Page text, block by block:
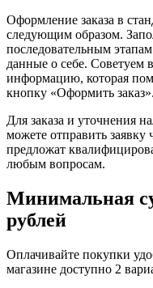
Оформление заказа в
следующим образом.
последовательным
данные о себе. Советуем
информацию, которая
кнопку «Оформить заказ».
Для заказа и уточнения
можете отправить
предложат
любым вопросам.
Минимальная
рублей
Оплачивайте покупки
магазине доступно 2